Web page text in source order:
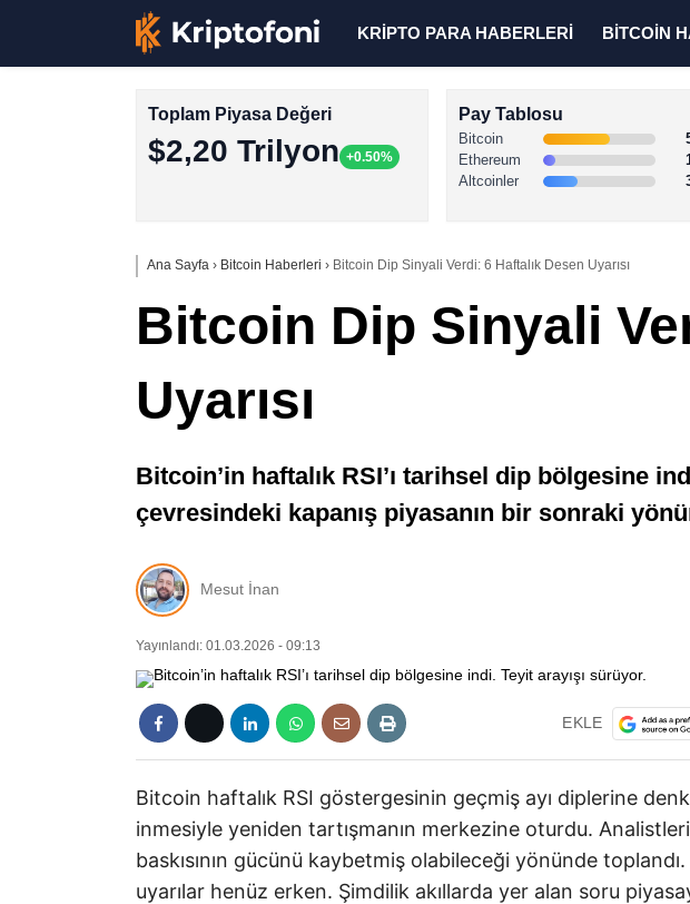
KRİPTO PARA HABERLERİ BİTCOİN
Toplam Piyasa Değeri
$2,20 Trilyon +0.50%
Pay Tablosu
Bitcoin
Ethereum
Altcoinler
Ana Sayfa › Bitcoin Haberleri › Bitcoin Dip Sinyali Verdi: 6 Haftalık Desen Uyarısı
Bitcoin Dip Sinyali
Uyarısı
Bitcoin’in haftalık RSI’ı tarihsel dip bölgesine
çevresindeki kapanış piyasanın bir sonraki
Mesut İnan
Yayınlandı: 01.03.2026 - 09:13
EKLE
Bitcoin haftalık RSI göstergesinin geçmiş ayı diplerine
inmesiyle yeniden tartışmanın merkezine oturdu.
baskısının gücünü kaybetmiş olabileceği yönünde
uyarılar henüz erken. Şimdilik akıllarda yer alan soru